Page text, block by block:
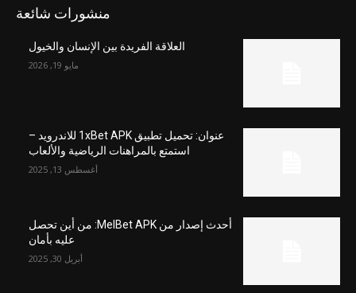
منشورات شائعة
العلاقة الفريدة بين الإنسان والخيول
مايو 19, 2026
عنوان: تحميل تطبيق 1xBet APK للاندرويد –
استمتع بالمراهنات الرياضية والألعاب
أغسطس 13, 2025
أحدث إصدار من MelBet APK: من أين تحصل
عليه بأمان
أبريل 30, 2025